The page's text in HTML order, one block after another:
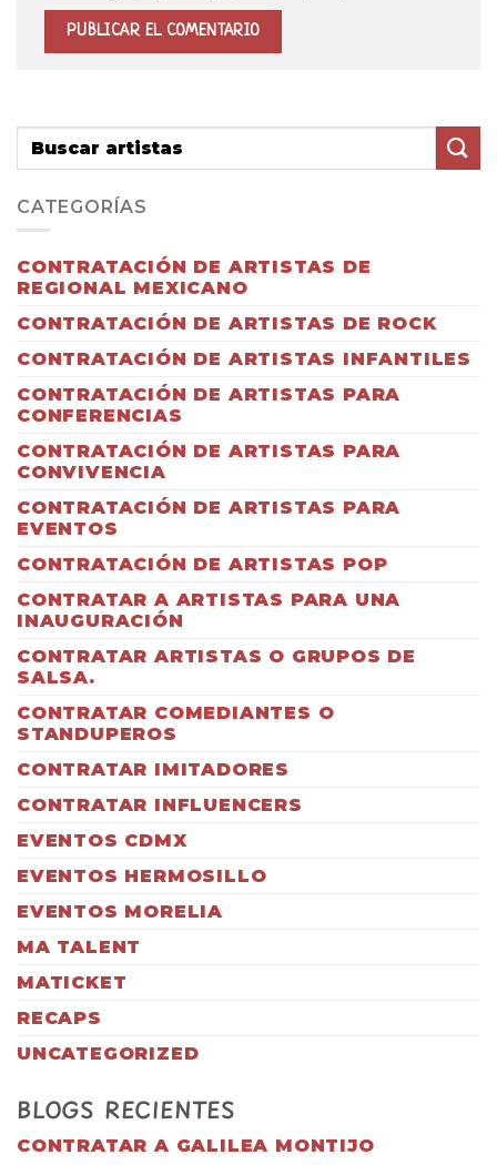
CATEGORÍAS
CONTRATACIÓN DE ARTISTAS DE
REGIONAL MEXICANO
CONTRATACIÓN DE ARTISTAS DE ROCK
CONTRATACIÓN DE ARTISTAS INFANTILES
CONTRATACIÓN DE ARTISTAS PARA
CONFERENCIAS
CONTRATACIÓN DE ARTISTAS PARA
CONVIVENCIA
CONTRATACIÓN DE ARTISTAS PARA
EVENTOS
CONTRATACIÓN DE ARTISTAS POP
CONTRATAR A ARTISTAS PARA UNA
INAUGURACIÓN
CONTRATAR ARTISTAS O GRUPOS DE
SALSA.
CONTRATAR COMEDIANTES O
STANDUPEROS
CONTRATAR IMITADORES
CONTRATAR INFLUENCERS
EVENTOS CDMX
EVENTOS HERMOSILLO
EVENTOS MORELIA
MA TALENT
MATICKET
RECAPS
UNCATEGORIZED
BLOGS RECIENTES
CONTRATAR A GALILEA MONTIJO